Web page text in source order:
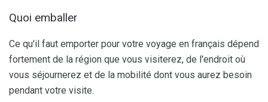
Quoi emballer
Ce qu'il faut emporter pour votre voyage en français dépend
fortement de la région que vous visiterez, de l'endroit où
vous séjournerez et de la mobilité dont vous aurez besoin
pendant votre visite.